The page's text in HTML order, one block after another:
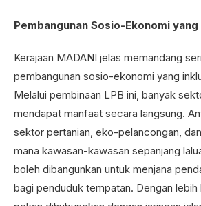
Pembangunan Sosio-Ekonomi
Kerajaan MADANI jelas memandang
pembangunan sosio-ekonomi yang
Melalui pembinaan LPB ini, banyak
mendapat manfaat secara langsung.
sektor pertanian, eko-pelancongan,
mana kawasan-kawasan sepanjang
boleh dibangunkan untuk menjana
bagi penduduk tempatan. Dengan lebih